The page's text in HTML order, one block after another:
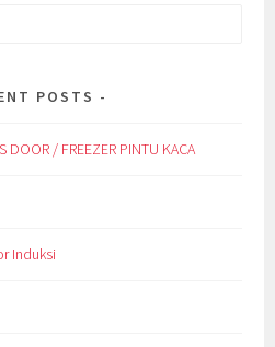
POSTS
DOOR / FREEZER PINTU KACA
Induksi